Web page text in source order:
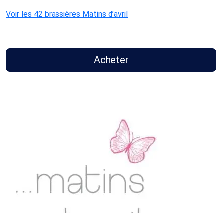
Voir les 42 brassières Matins d’avril
Acheter